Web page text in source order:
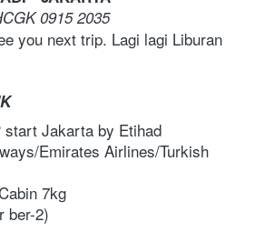
0915 2035
you next trip. Lagi lagi Liburan
start Jakarta by Etihad
Emirates Airlines/Turkish
7kg
ber-2)